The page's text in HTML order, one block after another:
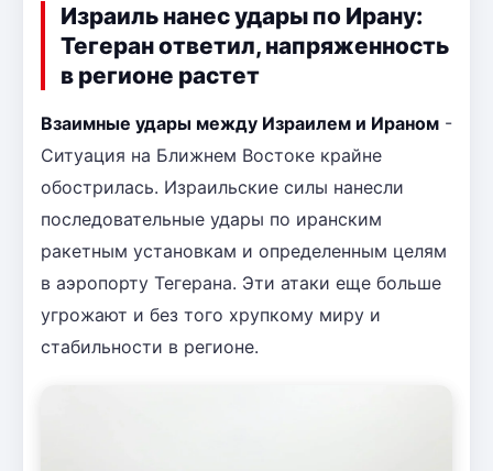
Израиль нанес удары по Ирану:
Тегеран ответил, напряженность
в регионе растет
Взаимные удары между Израилем и Ираном -
Ситуация на Ближнем Востоке крайне
обострилась. Израильские силы нанесли
последовательные удары по иранским
ракетным установкам и определенным целям
в аэропорту Тегерана. Эти атаки еще больше
угрожают и без того хрупкому миру и
стабильности в регионе.